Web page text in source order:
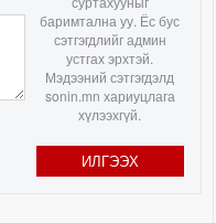
баримтална уу. Ёс бус
сэтгэгдлийг админ
устгах эрхтэй.
Мэдээний сэтгэгдэлд
sonin.mn хариуцлага
хүлээхгүй.
ИЛГЭЭХ